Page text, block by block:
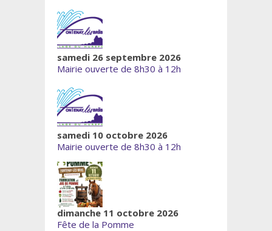
samedi 26 septembre 2026
Mairie ouverte de 8h30 à 12h
samedi 10 octobre 2026
Mairie ouverte de 8h30 à 12h
dimanche 11 octobre 2026
Fête de la Pomme